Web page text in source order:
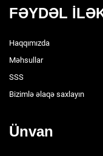
FƏYDƏL
Haqqımızda
Məhsullar
SSS
Bizimlə əlaqə saxlayın
Ünvan